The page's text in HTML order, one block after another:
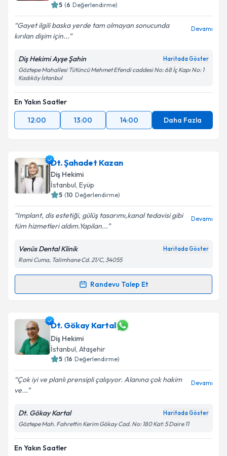
5 (6 Değerlendirme)
Gayet ilgili baska yerde tam olmayan sonucunda
kırılan dişim için...
Devamı
Diş Hekimi Ayşe Şahin Haritada Göster
Göztepe Mahallesi Tütüncü Mehmet Efendi caddesi No: 68 İç Kapı No: 1
Kadıköy İstanbul
En Yakın Saatler
12:00
13:00 14:00 Daha Fazla
Dt. Şahadet Kazan
Diş Hekimi
İstanbul, Eyüp
5 (10 Değerlendirme)
Implant, dis estetiği, gülüş tasarımı,kanal tedavisi gibi
tüm hizmetleri aldım.Yapilan...
Devamı
Venüs Dental Klinik Haritada Göster
Rami Cuma, Talimhane Cd. 21/C, 34055
Randevu Talep Et
Randevu Takvimi Talebi
Dt. Şahadet Kazaniçin randevu takvimi talebi
oluşturun. Size bu uzmandan randevu almanız için bir
takvim hazırlandığında e-posta ile bilgilendireceğiz.
E-posta Adresiniz
Kişisel verilerimin işlenmesine ilişkin
Aydınlatma
Metni'ni okudum ve kişisel verilerimin belirtilen
Dt. Gökay Kartal
Diş Hekimi
İstanbul, Ataşehir
5 (16 Değerlendirme)
Çok iyi ve planlı prensipli çalışıyor. Alanına çok hakim
ve...
Devamı
Dt. Gökay Kartal Haritada Göster
Göztepe Mah. Fahrettin Kerim Gökay Cad. No: 180 Kat: 5 Daire 11
En Yakın Saatler